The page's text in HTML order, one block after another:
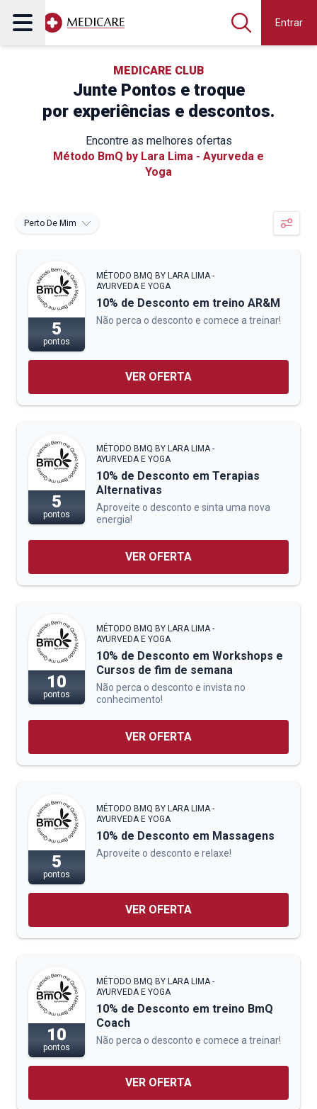
Entrar
MEDICARE CLUB
Junte Pontos e troque
por experiências e descontos.
Encontre as melhores ofertas
Método BmQ by Lara Lima - Ayurveda e
Yoga
Perto De Mim
5
pontos
MÉTODO BMQ BY LARA LIMA -
AYURVEDA E YOGA
10% de Desconto em treino AR&M
Não perca o desconto e comece a treinar!
VER OFERTA
5
pontos
MÉTODO BMQ BY LARA LIMA -
AYURVEDA E YOGA
10% de Desconto em Terapias
Alternativas
Aproveite o desconto e sinta uma nova
energia!
VER OFERTA
10
pontos
MÉTODO BMQ BY LARA LIMA -
AYURVEDA E YOGA
10% de Desconto em Workshops e
Cursos de fim de semana
Não perca o desconto e invista no
conhecimento!
VER OFERTA
5
pontos
MÉTODO BMQ BY LARA LIMA -
AYURVEDA E YOGA
10% de Desconto em Massagens
Aproveite o desconto e relaxe!
VER OFERTA
10
pontos
MÉTODO BMQ BY LARA LIMA -
AYURVEDA E YOGA
10% de Desconto em treino BmQ
Coach
Não perca o desconto e comece a treinar!
VER OFERTA